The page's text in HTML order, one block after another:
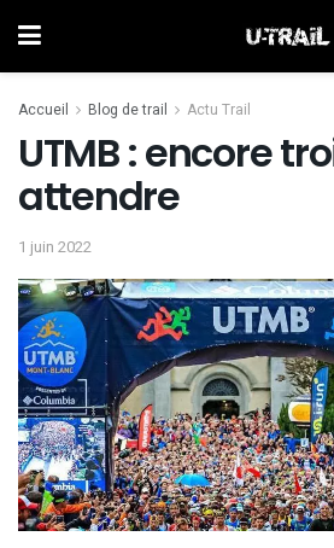
Accueil Blog de trail Actu Trail
UTMB : encore
attendre
1 juin 2022